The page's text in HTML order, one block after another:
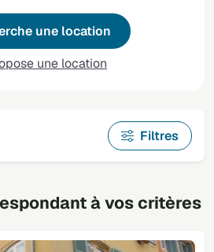
une location
une location
Filtres
à vos critères